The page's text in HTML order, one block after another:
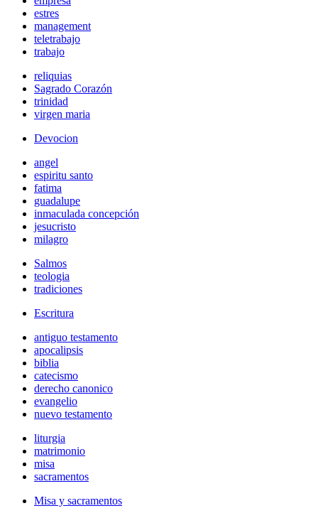
estres
management
teletrabajo
trabajo
reliquias
Sagrado Corazón
trinidad
virgen maria
Devocion
angel
espiritu santo
fatima
guadalupe
inmaculada concepción
jesucristo
milagro
Salmos
teologia
tradiciones
Escritura
antiguo testamento
apocalipsis
biblia
catecismo
derecho canonico
evangelio
nuevo testamento
liturgia
matrimonio
misa
sacramentos
Misa y sacramentos